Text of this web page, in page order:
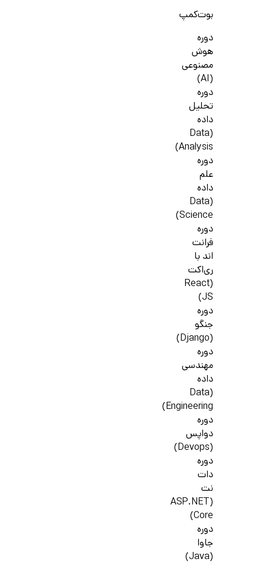
بوت‌کمپ
دوره
هوش
مصنوعی
(AI)
دوره
تحلیل
داده
(Data
Analysis)
دوره
علم
داده
(Data
Science)
دوره
فرانت
اند با
ری‌اکت
(React
JS)
دوره
جنگو
(Django)
دوره
مهندسی
داده
(Data
Engineering)
دوره
دواپس
(Devops)
دوره
دات
نت
(ASP.NET
Core)
دوره
جاوا
(Java)